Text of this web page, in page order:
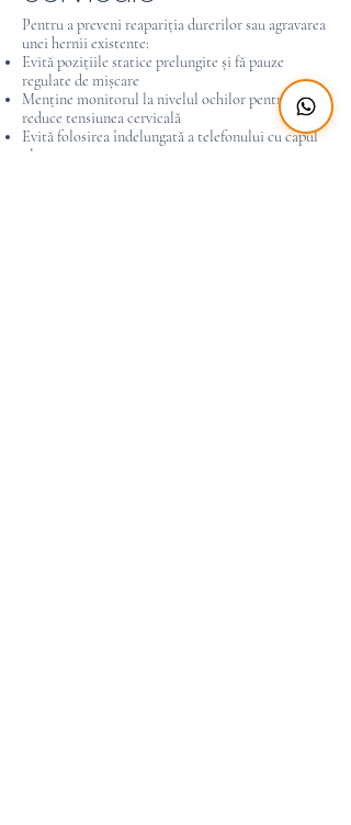
Pentru a preveni reapariția durerilor sau agravarea
unei hernii existente:
Evită pozițiile statice prelungite și fă pauze
regulate de mișcare
Menține monitorul la nivelul ochilor pentru a
reduce tensiunea cervicală
Evită folosirea îndelungată a telefonului cu capul
plecat